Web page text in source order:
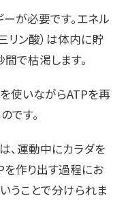
が必要です。エネル
リン酸）は体内に貯
で枯渇します。
使いながらATPを再
です。
、運動中にカラダを
作り出す過程にお
うことで分けられま